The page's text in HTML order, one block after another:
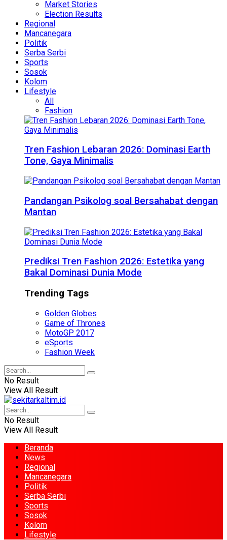
Market Stories
Election Results
Regional
Mancanegara
Politik
Serba Serbi
Sports
Sosok
Kolom
Lifestyle
All
Fashion
Tren Fashion Lebaran 2026: Dominasi Earth
Tone, Gaya Minimalis
Pandangan Psikolog soal Bersahabat dengan
Mantan
Prediksi Tren Fashion 2026: Estetika yang
Bakal Dominasi Dunia Mode
Trending Tags
Golden Globes
Game of Thrones
MotoGP 2017
eSports
Fashion Week
No Result
View All Result
No Result
View All Result
Beranda
News
Regional
Mancanegara
Politik
Serba Serbi
Sports
Sosok
Kolom
Lifestyle